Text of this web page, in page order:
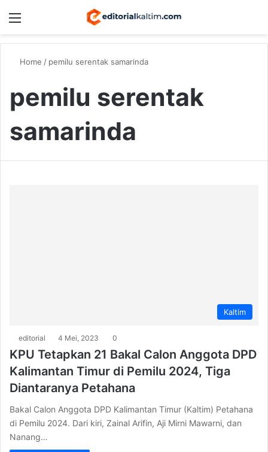
Home / pemilu serentak samarinda
pemilu serentak
samarinda
Kaltim
editorial 4 Mei, 2023 0
KPU Tetapkan 21 Bakal Calon Anggota DPD
Kalimantan Timur di Pemilu 2024, Tiga
Diantaranya Petahana
Bakal Calon Anggota DPD Kalimantan Timur (Kaltim) Petahana
di Pemilu 2024. Dari kiri, Zainal Arifin, Aji Mirni Mawarni, dan
Nanang…